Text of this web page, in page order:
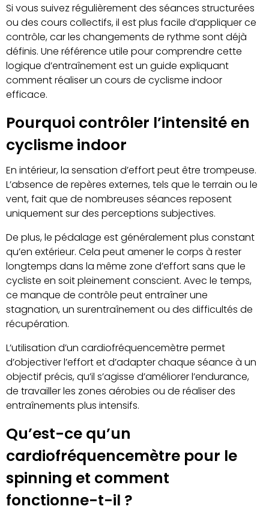
Si vous suivez régulièrement des séances structurées
ou des cours collectifs, il est plus facile d’appliquer ce
contrôle, car les changements de rythme sont déjà
définis. Une référence utile pour comprendre cette
logique d’entraînement est un guide expliquant
comment réaliser un cours de cyclisme indoor
efficace.
Pourquoi contrôler l’intensité en
cyclisme indoor
En intérieur, la sensation d’effort peut être trompeuse.
L’absence de repères externes, tels que le terrain ou le
vent, fait que de nombreuses séances reposent
uniquement sur des perceptions subjectives.
De plus, le pédalage est généralement plus constant
qu’en extérieur. Cela peut amener le corps à rester
longtemps dans la même zone d’effort sans que le
cycliste en soit pleinement conscient. Avec le temps,
ce manque de contrôle peut entraîner une
stagnation, un surentraînement ou des difficultés de
récupération.
L’utilisation d’un cardiofréquencemètre permet
d’objectiver l’effort et d’adapter chaque séance à un
objectif précis, qu’il s’agisse d’améliorer l’endurance,
de travailler les zones aérobies ou de réaliser des
entraînements plus intensifs.
Qu’est-ce qu’un
cardiofréquencemètre pour le
spinning et comment
fonctionne-t-il ?